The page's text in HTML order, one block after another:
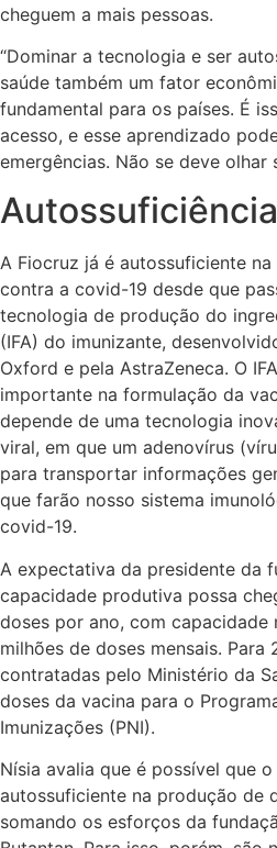
cheguem a mais pessoas.
“Dominar a tecnologia e ser
saúde também um fator
fundamental para os países. É
acesso, e esse aprendizado
emergências. Não se deve olhar
Autossuficiência
A Fiocruz já é autossuficiente
contra a covid-19 desde que
tecnologia de produção do
(IFA) do imunizante,
Oxford e pela AstraZeneca. O
importante na formulação da
depende de uma tecnologia
viral, em que um adenovírus
para transportar informações
que farão nosso sistema
covid-19.
A expectativa da presidente da
capacidade produtiva possa
doses por ano, com capacidade
milhões de doses mensais. Para
contratadas pelo Ministério da
doses da vacina para o
Imunizações (PNI).
Nísia avalia que é possível que
autossuficiente na produção de
somando os esforços da